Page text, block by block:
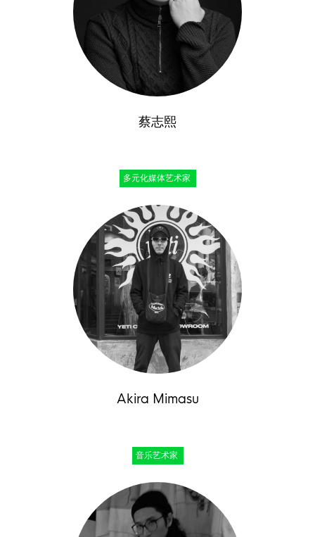
蔡志熙
多元化媒体艺术家
Akira Mimasu
音乐艺术家